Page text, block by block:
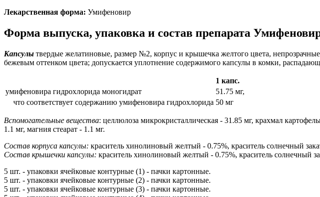
Лекарственная форма: Умифеновир
Форма выпуска, упаковка и состав препарата
Капсулы твердые желатиновые, размер №2, корпус и крышечка желтого цвета,
бежевым оттенком цвета; допускается уплотнение содержимого капсулы в комки,
1 капс.
умифеновира гидрохлорида моногидрат
51.75 мг,
что соответствует содержанию умифеновира гидрохлорида 50 мг
Вспомогательные вещества: целлюлоза микрокристаллическая - 31.85 мг, крахмал
1.1 мг, магния стеарат - 1.1 мг.
Состав корпуса капсулы: краситель хинолиновый желтый - 0.75%, краситель солнечный
Состав крышечки капсулы: краситель хинолиновый желтый - 0.75%, краситель солнечный
5 шт. - упаковки ячейковые контурные (1) - пачки картонные.
5 шт. - упаковки ячейковые контурные (2) - пачки картонные.
5 шт. - упаковки ячейковые контурные (3) - пачки картонные.